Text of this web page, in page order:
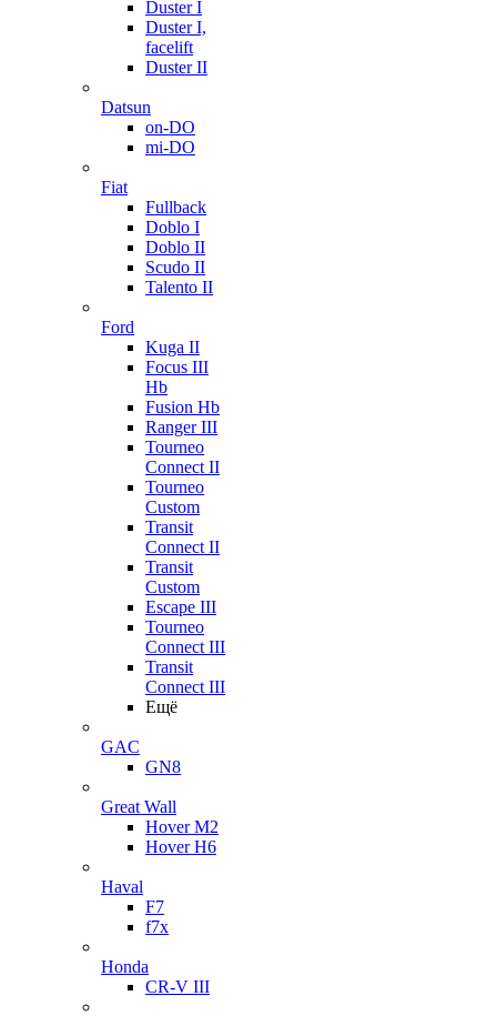
Duster I
Duster I,
facelift
Duster II
Datsun
on-DO
mi-DO
Fiat
Fullback
Doblo I
Doblo II
Scudo II
Talento II
Ford
Kuga II
Focus III
Hb
Fusion Hb
Ranger III
Tourneo
Connect II
Tourneo
Custom
Transit
Connect II
Transit
Custom
Escape III
Tourneo
Connect III
Transit
Connect III
Ещё
GAC
GN8
Great Wall
Hover M2
Hover H6
Haval
F7
f7x
Honda
CR-V III